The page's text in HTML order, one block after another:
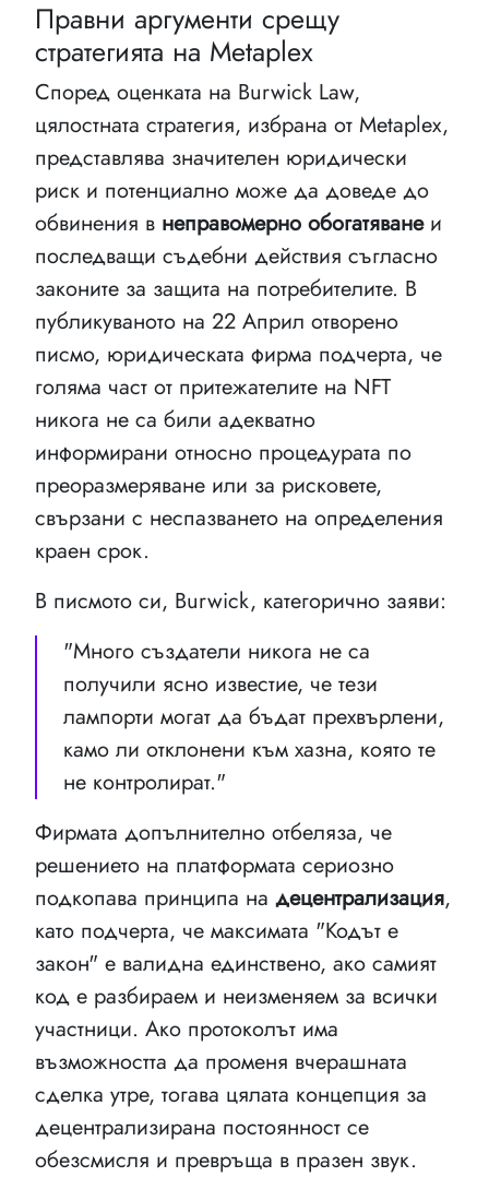
Правни аргументи срещу
стратегията на Metaplex
Според оценката на Burwick Law,
цялостната стратегия, избрана от Metaplex,
представлява значителен юридически
риск и потенциално може да доведе до
обвинения в неправомерно обогатяванеи
последващи съдебни действия съгласно
законите за защита на потребителите. В
публикуваното на 22 Април отворено
писмо, юридическата фирма подчерта, че
голяма част от притежателите на NFT
никога не са били адекватно
информирани относно процедурата по
преоразмеряване или за рисковете,
свързани с неспазването на определения
краен срок.
В писмото си, Burwick, категорично заяви:
"Много създатели никога не са
получили ясно известие, че тези
лампорти могат да бъдат прехвърлени,
камо ли отклонени към хазна, която те
не контролират."
Фирмата допълнително отбеляза, че
решението на платформата сериозно
подкопава принципа на децентрализация,
като подчерта, че максимата "Кодът е
закон" е валидна единствено, ако самият
код е разбираем и неизменяем за всички
участници. Ако протоколът има
възможността да променя вчерашната
сделка утре, тогава цялата концепция за
децентрализирана постоянност се
обезсмисля и превръща в празен звук.